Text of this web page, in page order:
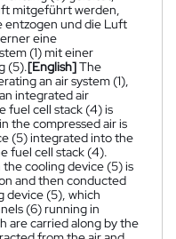
mitgeführt werden,
entzogen und die Luft
eine
(1) mit einer
(5).[English]The
an air system (1),
integrated air
fuel cell stack (4) is
the compressed air is
(5) integrated into the
fuel cell stack (4).
cooling device (5) is
and then conducted
device (5), which
(6) running in
are carried along by the